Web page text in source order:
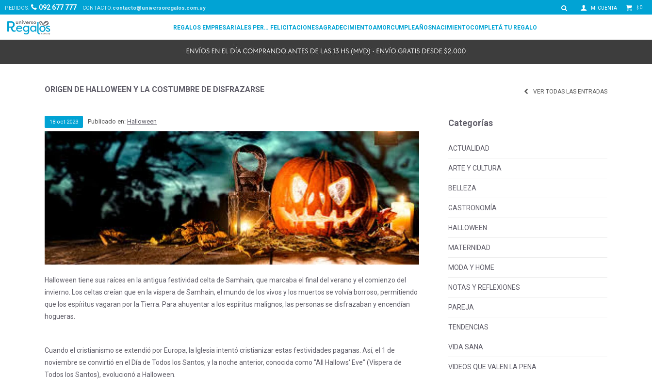
REGALOS EMPRESARIALES PERSONALIZADOS FELICITACIONESAGRADECIMIENTOAMORCUMPLEAÑOSNACIMIENTOCOMPLETÁ TU REGALO
$ 0
PEDIDOS: 092 677 777 contacto@universoregalos.com.uy
ORIGEN DE HALLOWEEN Y LA COSTUMBRE DE DISFRAZARSE VER TODAS LAS ENTRADAS
18 oct 2023 Publicado en: Halloween
Halloween tiene sus raíces en la antigua festividad celta de Samhain, que marcaba el final del verano y el comienzo del
invierno. Los celtas creían que en la víspera de Samhain, el mundo de los vivos y los muertos se volvía borroso, permitiendo
que los espíritus vagaran por la Tierra. Para ahuyentar a los espíritus malignos, las personas se disfrazaban y encendían
hogueras.
Cuando el cristianismo se extendió por Europa, la Iglesia intentó cristianizar estas festividades paganas. Así, el 1 de
noviembre se convirtió en el Día de Todos los Santos, y la noche anterior, conocida como "All Hallows' Eve" (Víspera de
Todos los Santos), evolucionó a Halloween.
Categorías
ACTUALIDAD
ARTE Y CULTURA
BELLEZA
GASTRONOMÍA
HALLOWEEN
MATERNIDAD
MODA Y HOME
NOTAS Y REFLEXIONES
PAREJA
TENDENCIAS
VIDA SANA
VIDEOS QUE VALEN LA PENA